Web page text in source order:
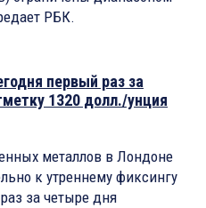
РБК.
первый раз за
1320 долл./унция
металлов в Лондоне
к утреннему фиксингу
за четыре дня